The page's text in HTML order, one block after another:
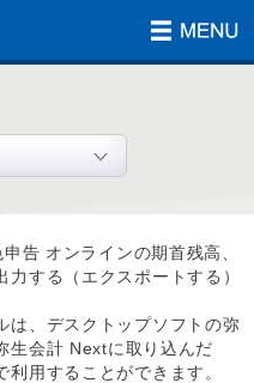
告 オンラインの期首残高、
する（エクスポートする）
は、デスクトップソフトの弥
生会計 Nextに取り込んだ
用することができます。